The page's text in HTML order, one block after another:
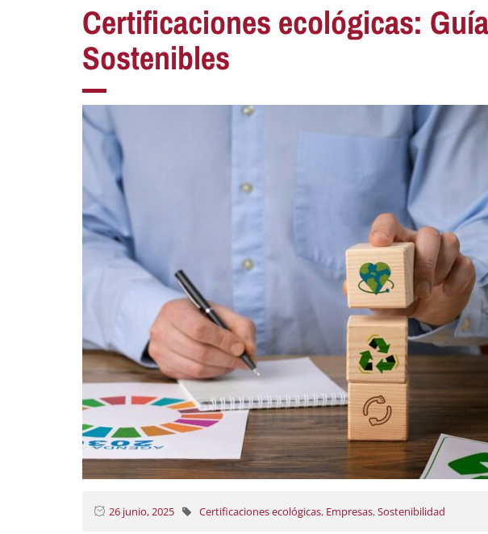
Certificaciones ecológicas:
Sostenibles
26 junio, 2025 Certificaciones ecológicas, Empresas,Sostenibilidad